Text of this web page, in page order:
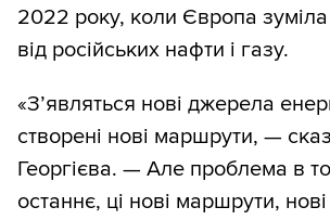
2022 року, коли Європа
від російських нафти і газу.
«Зʼявляться нові джерела
створені нові маршрути, —
Георгієва. — Але проблема в
останнє, ці нові маршрути,